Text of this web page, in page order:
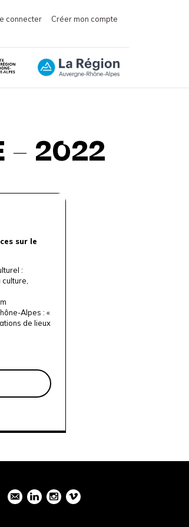
connecter Créer mon compte
– 2022
sur le
:
Alpes : «
de lieux